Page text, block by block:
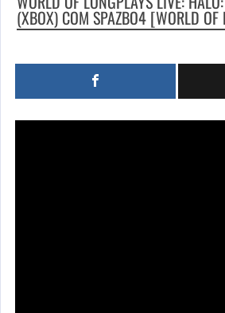
(XBOX) COM SPAZBO4 [WORLD OF